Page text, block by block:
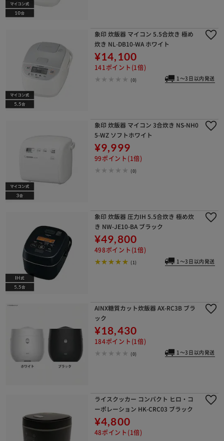
象印 炊飯器 マイコン 5.5合炊き 極め
炊き NL-DB10-WA ホワイト
¥14,100
141ポイント(1倍)
(0) 1～3日以内発送
象印 炊飯器 マイコン 3合炊き NS-NH0
5-WZ ソフトホワイト
¥9,999
99ポイント(1倍)
(0)
象印 炊飯器 圧力IH 5.5合炊き 極め炊
き NW-JE10-BA ブラック
¥49,800
498ポイント(1倍)
(1) 1～3日以内発送
AINX糖質カット炊飯器 AX-RC3B ブラ
ック
¥18,430
184ポイント(1倍)
(0) 1～3日以内発送
ライスクッカー コンパクト ヒロ・コ
ーポレーション HK-CRC03 ブラック
¥4,800
48ポイント(1倍)